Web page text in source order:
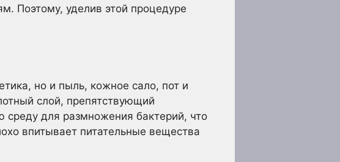
Поэтому, уделив этой процедуре
но и пыль, кожное сало, пот и
слой, препятствующий
для размножения бактерий, что
впитывает питательные вещества